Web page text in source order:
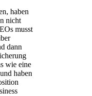
haben
nicht
musst
dann
wie eine
haben